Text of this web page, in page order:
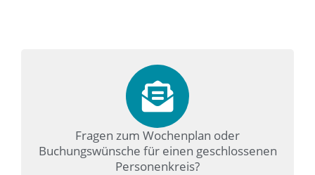
Fragen zum Wochenplan oder
Buchungswünsche für einen geschlossenen
Personenkreis?